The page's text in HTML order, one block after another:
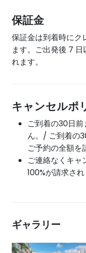
保証金
保証金は到着時にク
ます。ご出発後 7
れます。
キャンセルポ
ご到着の30日
ん。/ ご到着の
ご予約の全額を
ご連絡なくキャ
100%が請求され
ギャラリー